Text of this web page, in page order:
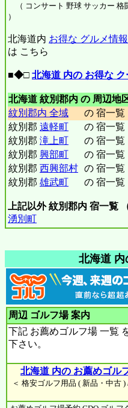
（ コンサート 野球 サッカー 格
）
北海道内 お得な グルメ情
は こちら
■◆□ 北海道 内の お得な
北海道 紋別郡内 の 周辺地
紋別郡内 全域
の 宿一覧
紋別郡 遠軽町 の 宿一覧
紋別郡 滝上町 の 宿一覧
紋別郡 興部町 の 宿一覧
紋別郡 西興部村 の 宿一覧
紋別郡 雄武町 の 宿一覧
上記以外 紋別郡内 宿一覧
湧別町
北海道 内
周辺 ゴルフ場 案内
下記 お薦めゴルフ場 一覧
下さい。
北海道 内の お薦めゴル
＜ 格安ゴルフ用品 ( 新品・中古